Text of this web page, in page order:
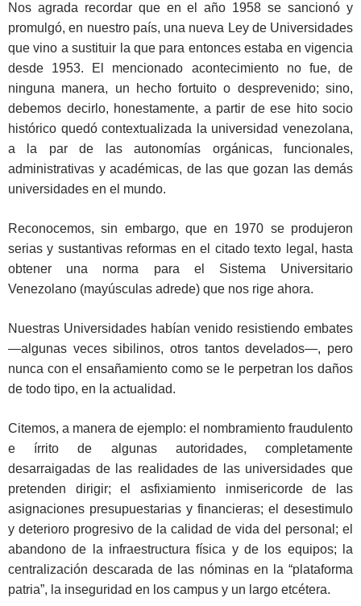
Nos agrada recordar que en el año 1958 se sancionó y
promulgó, en nuestro país, una nueva Ley de Universidades
que vino a sustituir la que para entonces estaba en vigencia
desde 1953. El mencionado acontecimiento no fue, de
ninguna manera, un hecho fortuito o desprevenido; sino,
debemos decirlo, honestamente, a partir de ese hito socio
histórico quedó contextualizada la universidad venezolana,
a la par de las autonomías orgánicas, funcionales,
administrativas y académicas, de las que gozan las demás
universidades en el mundo.
Reconocemos, sin embargo, que en 1970 se produjeron
serias y sustantivas reformas en el citado texto legal, hasta
obtener una norma para el Sistema Universitario
Venezolano (mayúsculas adrede) que nos rige ahora.
Nuestras Universidades habían venido resistiendo embates
—algunas veces sibilinos, otros tantos develados—, pero
nunca con el ensañamiento como se le perpetran los daños
de todo tipo, en la actualidad.
Citemos, a manera de ejemplo: el nombramiento fraudulento
e írrito de algunas autoridades, completamente
desarraigadas de las realidades de las universidades que
pretenden dirigir; el asfixiamiento inmisericorde de las
asignaciones presupuestarias y financieras; el desestimulo
y deterioro progresivo de la calidad de vida del personal; el
abandono de la infraestructura física y de los equipos; la
centralización descarada de las nóminas en la “plataforma
patria”, la inseguridad en los campus y un largo etcétera.